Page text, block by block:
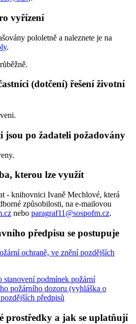
vyřízení
pololetně a naleznete je na
.
(dotčení) řešení životní
jsou po žadateli požadovány
kterou lze využít
- knihovnici Ivaně Mechlové, která
způsobilosti, na e-mailovou
nebo paragraf11@sospofm.cz.
předpisu se postupuje
ochraně, ve znění pozdějších
stanovení podmínek požární
požárního dozoru (vyhláška o
předpisů
prostředky a jak se uplatňují